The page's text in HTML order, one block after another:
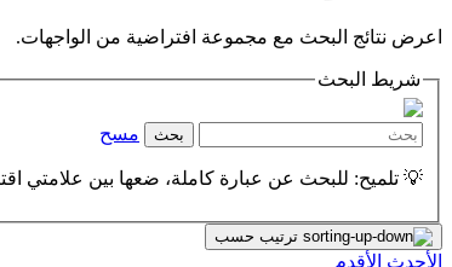
اعرض نتائج البحث مع مجموعة افتراضية من الواجهات.
شريط البحث
بحث مسح
💡 تلميح: للبحث عن عبارة كاملة، ضعها بين علامتي
ترتيب حسب
الأحدث الأقدم